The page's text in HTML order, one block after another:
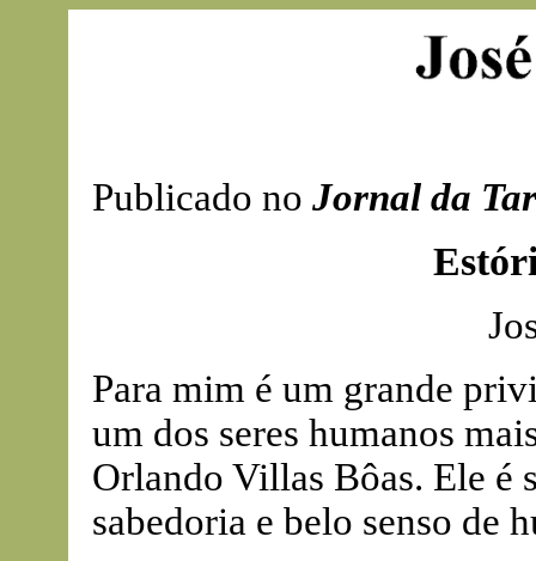
Publicado no Jornal da
Para mim é um grande
um dos seres humanos
Orlando Villas Bôas. Ele é
sabedoria e belo senso de